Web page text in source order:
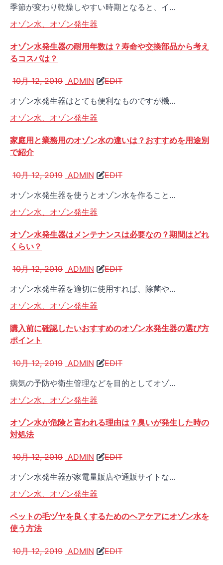
季節が変わり乾燥しやすい時期となると、イ…
オゾン水、オゾン発生器
オゾン水発生器の耐用年数は？寿命や交換部品から考え
るコスパは？
10月 12, 2019 ADMIN
EDIT
オゾン水発生器はとても便利なものですが機…
オゾン水、オゾン発生器
家庭用と業務用のオゾン水の違いは？おすすめを用途別
で紹介
10月 12, 2019 ADMIN
EDIT
オゾン水発生器を使うとオゾン水を作ること…
オゾン水、オゾン発生器
オゾン水発生器はメンテナンスは必要なの？期間はどれ
くらい？
10月 12, 2019 ADMIN
EDIT
オゾン水発生器を適切に使用すれば、除菌や…
オゾン水、オゾン発生器
購入前に確認したいおすすめのオゾン水発生器の選び方
ポイント
10月 12, 2019 ADMIN
EDIT
病気の予防や衛生管理などを目的としてオゾ…
オゾン水、オゾン発生器
オゾン水が危険と言われる理由は？臭いが発生した時の
対処法
10月 12, 2019 ADMIN
EDIT
オゾン水発生器が家電量販店や通販サイトな…
オゾン水、オゾン発生器
ペットの毛ヅヤを良くするためのヘアケアにオゾン水を
使う方法
10月 12, 2019 ADMIN
EDIT